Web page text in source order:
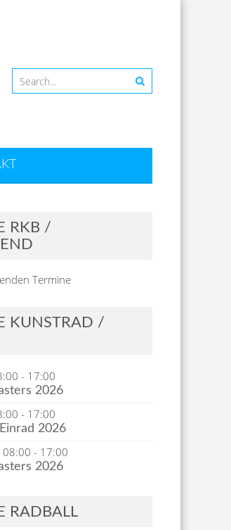
RKB /
Termine
KUNSTRAD /
- 17:00
2026
- 17:00
2026
08:00 - 17:00
2026
RADBALL